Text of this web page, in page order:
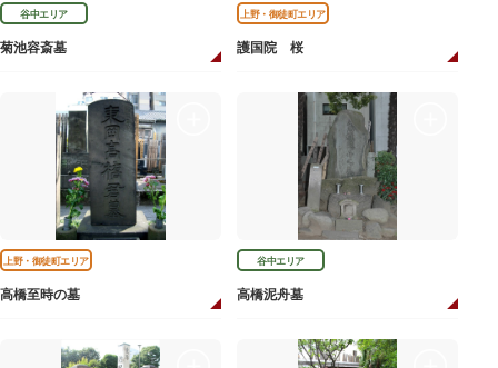
谷中エリア
菊池容斎墓
上野・御徒町エリア
護国院 桜
上野・御徒町エリア
高橋至時の墓
谷中エリア
高橋泥舟墓